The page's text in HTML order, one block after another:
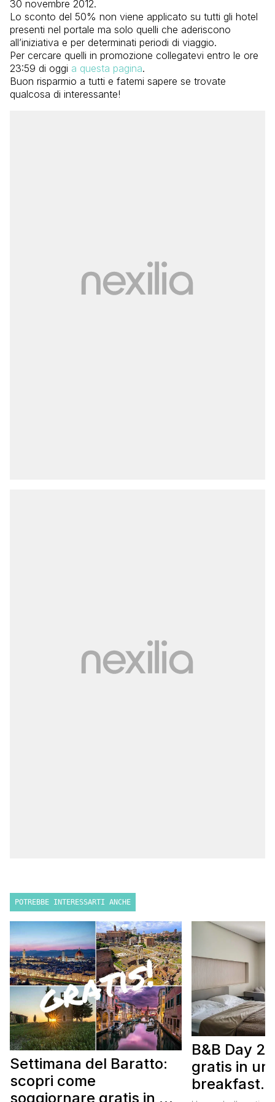
30 novembre 2012.
Lo sconto del 50% non viene applicato su tutti gli hotel
presenti nel portale ma solo quelli che aderiscono
all’iniziativa e per determinati periodi di viaggio.
Per cercare quelli in promozione collegatevi entro le ore
23:59 di oggi a questa pagina.
Buon risparmio a tutti e fatemi sapere se trovate
qualcosa di interessante!
POTREBBE INTERESSARTI ANCHE
Settimana del Baratto:
scopri come
soggiornare gratis in un
B&B Day
gratis in un
breakfast.